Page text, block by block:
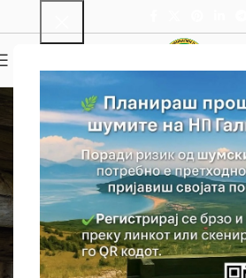
Културно и Историско
Наколни
Почетна/Наколни